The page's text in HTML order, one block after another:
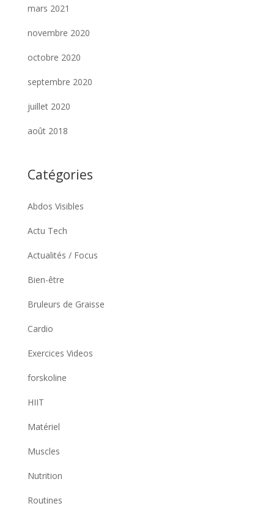
mars 2021
novembre 2020
octobre 2020
septembre 2020
juillet 2020
août 2018
Catégories
Abdos Visibles
Actu Tech
Actualités / Focus
Bien-être
Bruleurs de Graisse
Cardio
Exercices Videos
forskoline
HIIT
Matériel
Muscles
Nutrition
Routines